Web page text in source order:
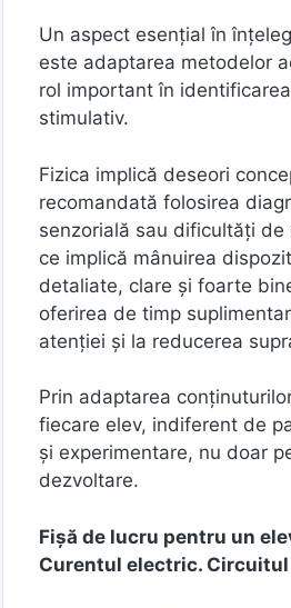
Un aspect esențial în
este adaptarea metodelor
rol important în
stimulativ.
Fizica implică deseori
recomandată folosirea
senzorială sau dificultăți
ce implică mânuirea
detaliate, clare și foarte
oferirea de timp
atenției și la reducerea
Prin adaptarea
fiecare elev, indiferent de
și experimentare, nu doar
dezvoltare.
Fișă de lucru pentru un
Curentul electric.